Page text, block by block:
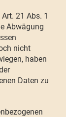
21 Abs. 1
Abwägung
nicht
haben
Daten zu